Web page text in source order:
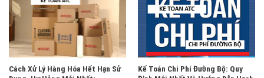
Cách Xử Lý Hàng Hóa Hết Hạn Sử
Kế Toán Chi Phí Đường Bộ: Quy